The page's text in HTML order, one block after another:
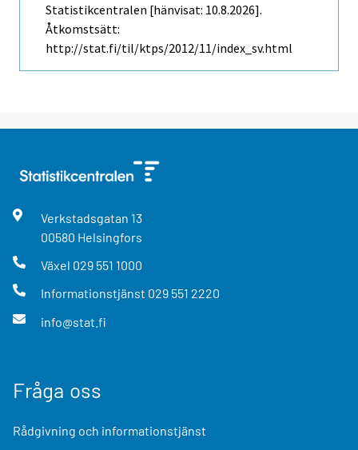
Statistikcentralen [hänvisat: 10.8.2026].
Åtkomstsätt:
http://stat.fi/til/ktps/2012/11/index_sv.html
Verkstadsgatan 13
00580 Helsingfors
Växel 029 551 1000
Informationstjänst 029 551 2220
info@stat.fi
Fråga oss
Rådgivning och informationstjänst